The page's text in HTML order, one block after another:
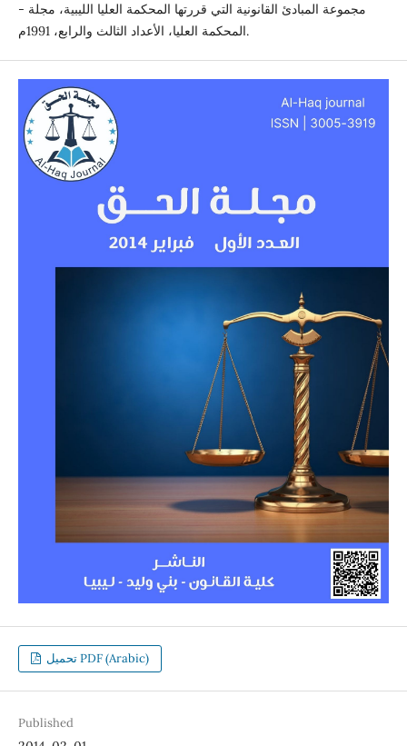
- مجموعة المبادئ القانونية التي قررتها المحكمة العليا الليبية، مجلة
المحكمة العليا، الأعداد الثالث والرابع، 1991م.
تحميل PDF (Arabic)
Published